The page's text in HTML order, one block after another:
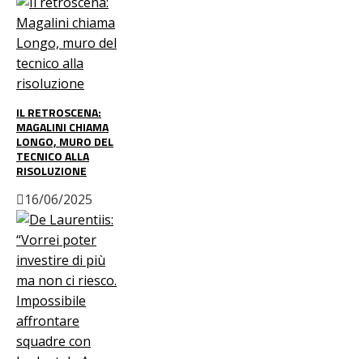
IL RETROSCENA:
MAGALINI CHIAMA
LONGO, MURO DEL
TECNICO ALLA
RISOLUZIONE
16/06/2025